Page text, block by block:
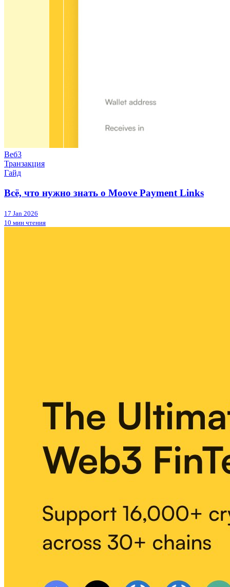
Веб3
Транзакция
Гайд
Всё, что нужно знать о Moove Payment Links
17 Jan 2026
10 мин чтения